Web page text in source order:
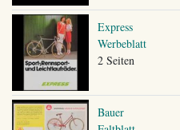
Express
Werbeblatt
2 Seiten
Bauer